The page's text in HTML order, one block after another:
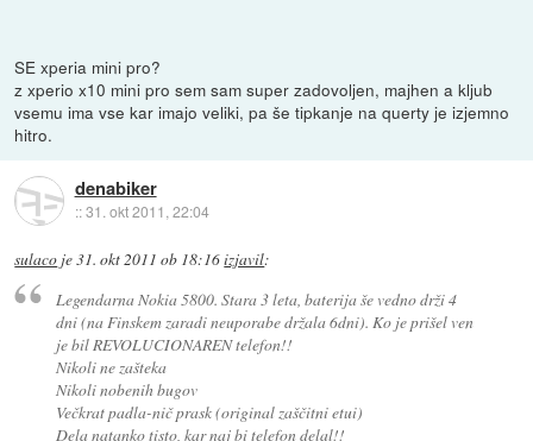
SE xperia mini pro?
z xperio x10 mini pro sem sam super zadovoljen, majhen a kljub
vsemu ima vse kar imajo veliki, pa še tipkanje na querty je izjemno
hitro.
denabiker
::31. okt 2011, 22:04
sulaco je31. okt 2011 ob 18:16izjavil:
Legendarna Nokia 5800. Stara 3 leta, baterija še vedno drži 4
dni (na Finskem zaradi neuporabe držala 6dni). Ko je prišel ven
je bil REVOLUCIONAREN telefon!!
Nikoli ne zašteka
Nikoli nobenih bugov
Večkrat padla-nič prask (original zaščitni etui)
Dela natanko tisto, kar naj bi telefon delal!!